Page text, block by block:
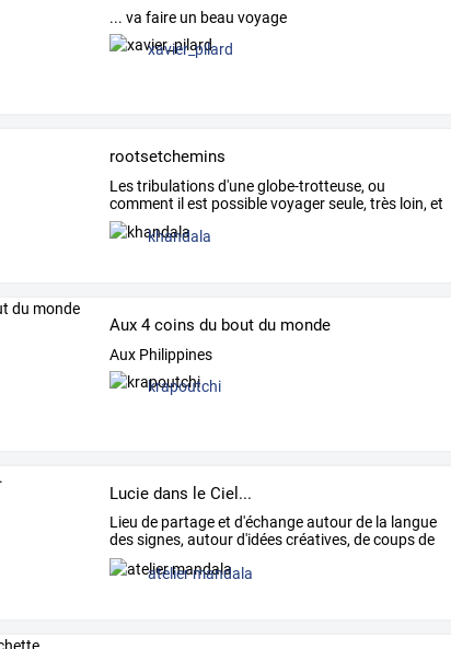
... va faire un beau voyage
xavier_pilard
rootsetchemins
Lestribulationsd'uneglobe-trotteuse, ou
comment il est possiblevoyagerseule, très loin, et
d'en
khandala
Aux 4 coins du bout du monde
Aux Philippines
krapoutchi
Lucie dans le Ciel...
Lieu de partageet d'échangeautourde la langue
dessignes,autourd'idéescréatives,decoupsde
coeur...
atelier mandala